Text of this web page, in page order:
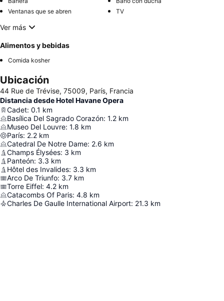
Ventanas que se abren
TV
Ver más
Alimentos y bebidas
Comida kosher
Ubicación
44 Rue de Trévise, 75009, París, Francia
Distancia desde Hotel Havane Opera
Cadet: 0.1 km
Basílica Del Sagrado Corazón: 1.2 km
Museo Del Louvre: 1.8 km
París: 2.2 km
Catedral De Notre Dame: 2.6 km
Champs Élysées: 3 km
Panteón: 3.3 km
Hôtel des Invalides: 3.3 km
Arco De Triunfo: 3.7 km
Torre Eiffel: 4.2 km
Catacombs Of Paris: 4.8 km
Charles De Gaulle International Airport: 21.3 km